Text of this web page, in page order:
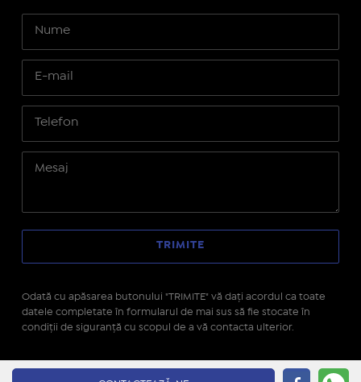
Odată cu apăsarea butonului "TRIMITE" vă daţi acordul ca toate
datele completate în formularul de mai sus să fie stocate în
condiţii de siguranţă cu scopul de a vă contacta ulterior.
IMOPEDIA.ro - Anunțuri